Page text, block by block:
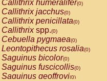
Callithrix humeralifer(0)
Callithrix jacchus(0)
Callithrix penicillata(0)
Callithrixspp.(0)
Cebuella pygmaea(0)
Leontopithecus rosalia(0)
Saguinus bicolor(0)
Saguinus fuscicollis(0)
Saguinus geoffroyi(0)